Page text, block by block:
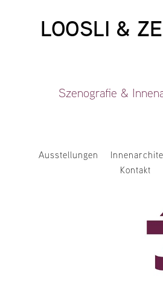
LOOSLI &
Szenografie &
Ausstellungen
Kontakt